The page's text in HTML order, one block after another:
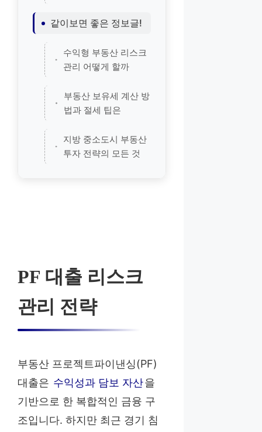
같이보면 좋은 정보글!
수익형 부동산 리스크
관리 어떻게 할까
부동산 보유세 계산 방
법과 절세 팁은
지방 중소도시 부동산
투자 전략의 모든 것
PF 대출 리스크
관리 전략
부동산 프로젝트파이낸싱(PF)
대출은 수익성과 담보 자산을
기반으로 한 복합적인 금융 구
조입니다. 하지만 최근 경기 침